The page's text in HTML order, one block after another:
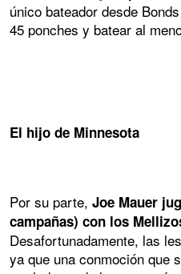
único bateador desde
45 ponches y batear al
El hijo de Minnesota
Por su parte, Joe Mauer
campañas) con los
Desafortunadamente, las
ya que una conmoción que